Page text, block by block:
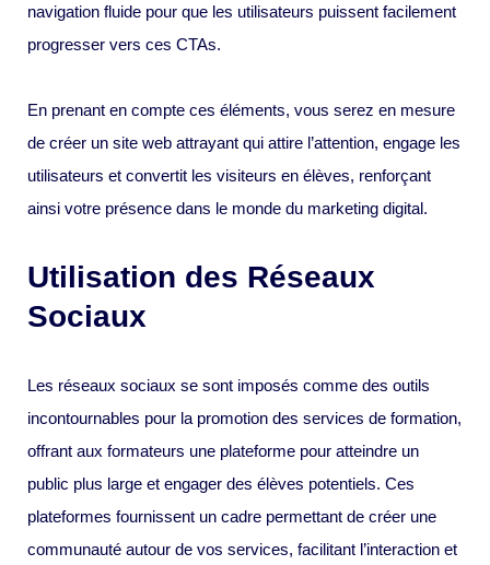
navigation fluide pour que les utilisateurs puissent facilement
progresser vers ces CTAs.
En prenant en compte ces éléments, vous serez en mesure
de créer un site web attrayant qui attire l’attention, engage les
utilisateurs et convertit les visiteurs en élèves, renforçant
ainsi votre présence dans le monde du marketing digital.
Utilisation des Réseaux
Sociaux
Les réseaux sociaux se sont imposés comme des outils
incontournables pour la promotion des services de formation,
offrant aux formateurs une plateforme pour atteindre un
public plus large et engager des élèves potentiels. Ces
plateformes fournissent un cadre permettant de créer une
communauté autour de vos services, facilitant l’interaction et